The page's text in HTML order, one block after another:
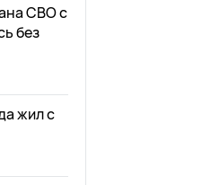
СВО с
без
жил с